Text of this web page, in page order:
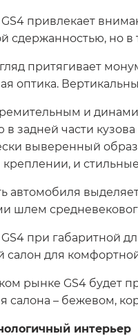
привлекает
сдержанностью, но
притягивает
оптика.
и
в задней части
выверенный
креплении, и
автомобиля
шлем
при габаритной
салон для
рынке GS4 будет
салона – бежевом,
интерьер